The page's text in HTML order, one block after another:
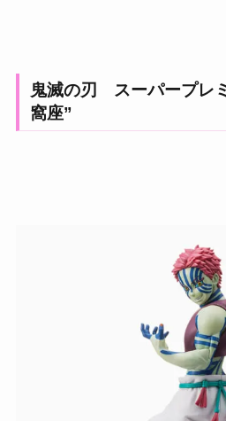
鬼滅の刃 スーパープレ
窩座”